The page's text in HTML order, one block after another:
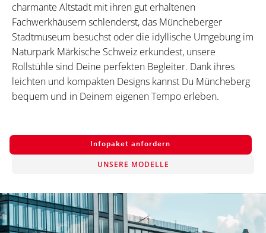
charmante Altstadt mit ihren gut erhaltenen
Fachwerkhäusern schlenderst, das Müncheberger
Stadtmuseum besuchst oder die idyllische Umgebung im
Naturpark Märkische Schweiz erkundest, unsere
Rollstühle sind Deine perfekten Begleiter. Dank ihres
leichten und kompakten Designs kannst Du Müncheberg
bequem und in Deinem eigenen Tempo erleben.
Infopaket anfordern
UNSERE MODELLE